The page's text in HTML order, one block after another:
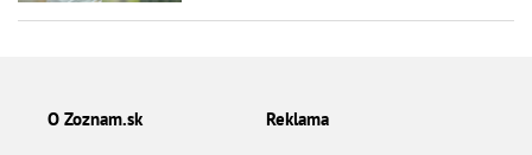
O Zoznam.sk Reklama